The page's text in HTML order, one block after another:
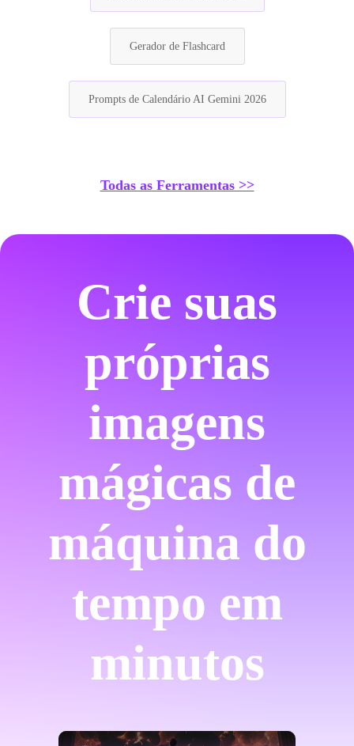
Gerador de Flashcard
Prompts de Calendário AI Gemini 2026
Todas as Ferramentas >>
Crie suas
próprias
imagens
mágicas de
máquina do
tempo em
minutos